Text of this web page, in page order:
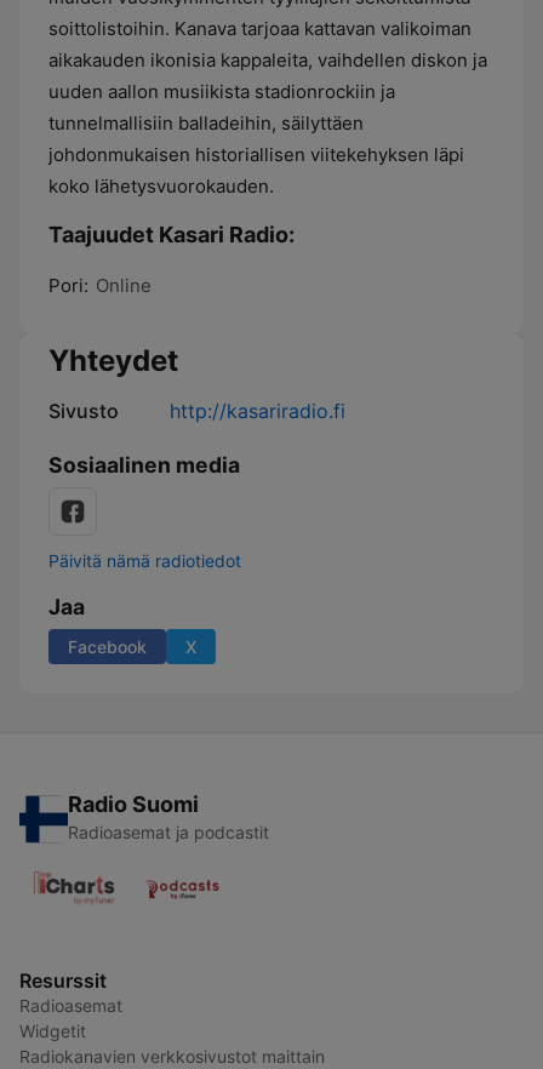
soittolistoihin. Kanava tarjoaa kattavan valikoiman
aikakauden ikonisia kappaleita, vaihdellen diskon ja
uuden aallon musiikista stadionrockiin ja
tunnelmallisiin balladeihin, säilyttäen
johdonmukaisen historiallisen viitekehyksen läpi
koko lähetysvuorokauden.
Taajuudet Kasari Radio:
Pori: Online
Yhteydet
Sivusto http://kasariradio.fi
Sosiaalinen media
Päivitä nämä radiotiedot
Jaa
Facebook X
Radio Suomi
Radioasemat ja podcastit
Resurssit
Radioasemat
Widgetit
Radiokanavien verkkosivustot maittain